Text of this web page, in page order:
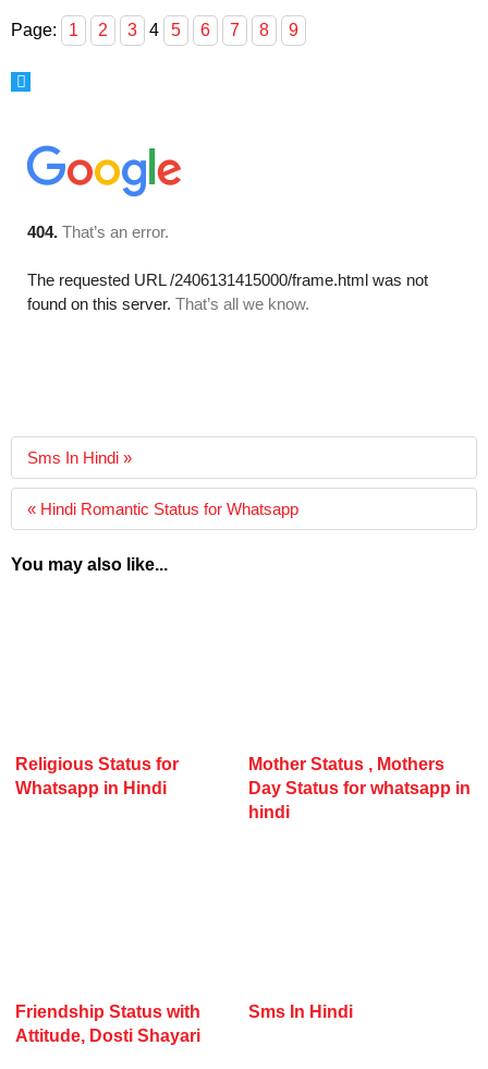
Page: 1 2 3 4 5 6 7 8 9
Sms In Hindi »
« Hindi Romantic Status for Whatsapp
You may also like...
Religious Status for
Whatsapp in Hindi
Mother Status , Mothers
Day Status for whatsapp in
hindi
Friendship Status with
Attitude, Dosti Shayari
Sms In Hindi